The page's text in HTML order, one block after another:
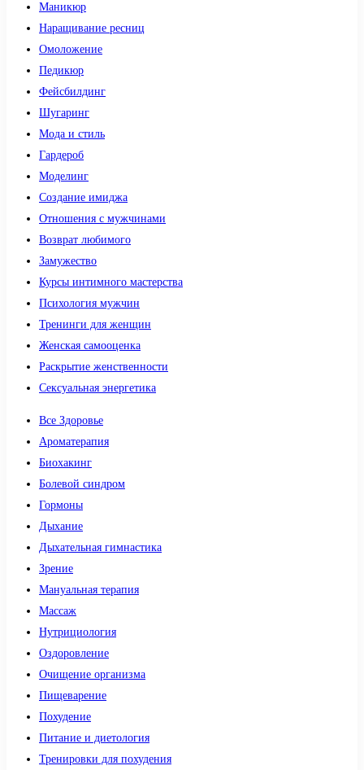
Маникюр
Наращивание ресниц
Омоложение
Педикюр
Фейсбилдинг
Шугаринг
Мода и стиль
Гардероб
Моделинг
Создание имиджа
Отношения с мужчинами
Возврат любимого
Замужество
Курсы интимного мастерства
Психология мужчин
Тренинги для женщин
Женская самооценка
Раскрытие женственности
Сексуальная энергетика
Все Здоровье
Ароматерапия
Биохакинг
Болевой синдром
Гормоны
Дыхание
Дыхательная гимнастика
Зрение
Мануальная терапия
Массаж
Нутрициология
Оздоровление
Очищение организма
Пищеварение
Похудение
Питание и диетология
Тренировки для похудения